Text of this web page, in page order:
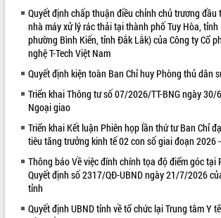
Khám bệnh, cấp phát thuốc miễn phí
và tặng quà người dân xã Cư Pui
Hội nghị UBND tỉnh Đắk Lắk thường kỳ
tháng 7/2026
Lễ truy tặng danh hiệu “Bà Mẹ Việt
Nam Anh hùng” và trao Huân chương
UBND tỉnh Đắk Lắk triển khai nhiệm
vụ 6 tháng cuối năm 2026
Kỳ họp thứ Hai, Hội đồng nhân dân
ALBUM ẢNH
Quyết định chấp thuận điều chỉnh chủ trương đầu
nhà máy xử lý rác thải tại thành phố Tuy Hòa, tỉnh
phường Bình Kiến, tỉnh Đắk Lắk) của Công ty Cổ
nghệ T-Tech Việt Nam
Quyết định kiện toàn Ban Chỉ huy Phòng thủ dân
Triển khai Thông tư số 07/2026/TT-BNG ngày
Ngoại giao
Triển khai Kết luận Phiên họp lần thứ tư Ban Chỉ
tiêu tăng trưởng kinh tế 02 con số giai đoạn 2026
Thông báo Về việc đính chính tọa độ điểm góc tại
Quyết định số 2317/QĐ-UBND ngày 21/7/2026
tỉnh
Quyết định UBND tỉnh về tổ chức lại Trung tâm Y